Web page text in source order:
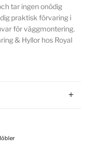
tar ingen onödig
praktisk förvaring i
för väggmontering.
& Hyllor hos Royal